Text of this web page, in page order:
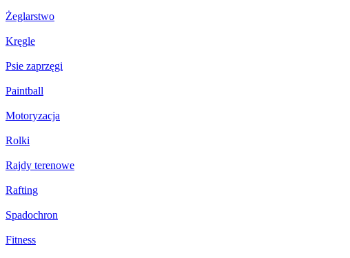
Żeglarstwo
Kręgle
Psie zaprzęgi
Paintball
Motoryzacja
Rolki
Rajdy terenowe
Rafting
Spadochron
Fitness